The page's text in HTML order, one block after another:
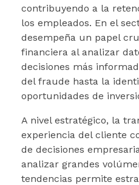
contribuyendo a la
los empleados. En el
desempeña un papel
financiera al analizar
decisiones más
del fraude hasta la
oportunidades de
A nivel estratégico, la
experiencia del cliente
de decisiones
analizar grandes
tendencias permite